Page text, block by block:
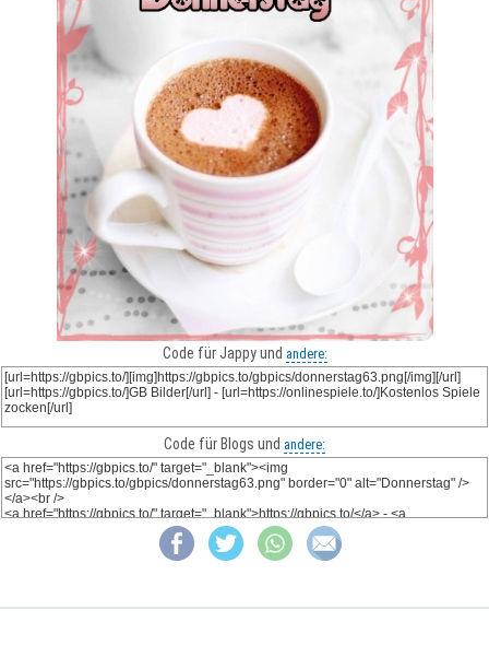
Code für Jappy und andere:
Code für Blogs und andere: